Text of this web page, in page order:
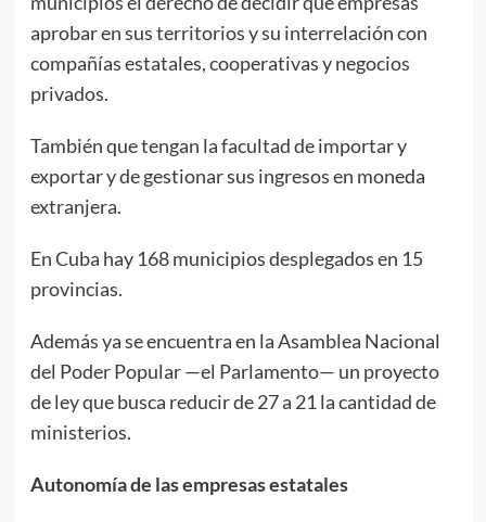
aprobar en sus territorios y su interrelación con
compañías estatales, cooperativas y negocios
privados.
También que tengan la facultad de importar y
exportar y de gestionar sus ingresos en moneda
extranjera.
En Cuba hay 168 municipios desplegados en 15
provincias.
Además ya se encuentra en la Asamblea Nacional
del Poder Popular —el Parlamento— un proyecto
de ley que busca reducir de 27 a 21 la cantidad de
ministerios.
Autonomía de las empresas estatales